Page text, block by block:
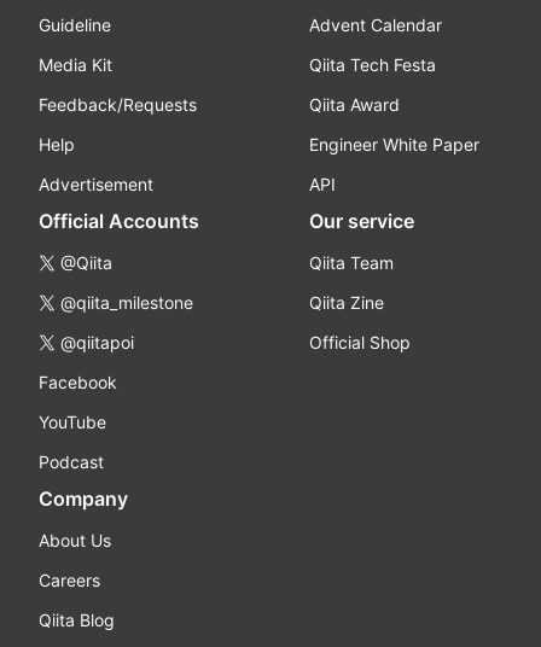
Guideline
Media Kit
Feedback/Requests
Help
Advertisement
Advent Calendar
Qiita Tech Festa
Qiita Award
Engineer White Paper
API
Official Accounts
@Qiita
@qiita_milestone
@qiitapoi
Facebook
YouTube
Podcast
Our service
Qiita Team
Qiita Zine
Official Shop
Company
About Us
Careers
Qiita Blog